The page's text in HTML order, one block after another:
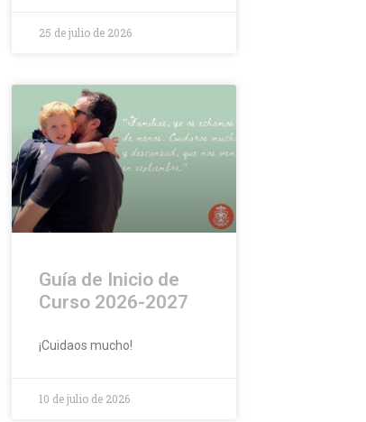
25 de julio de 2026
Guía de Inicio de
Curso 2026-2027
¡Cuidaos mucho!
10 de julio de 2026